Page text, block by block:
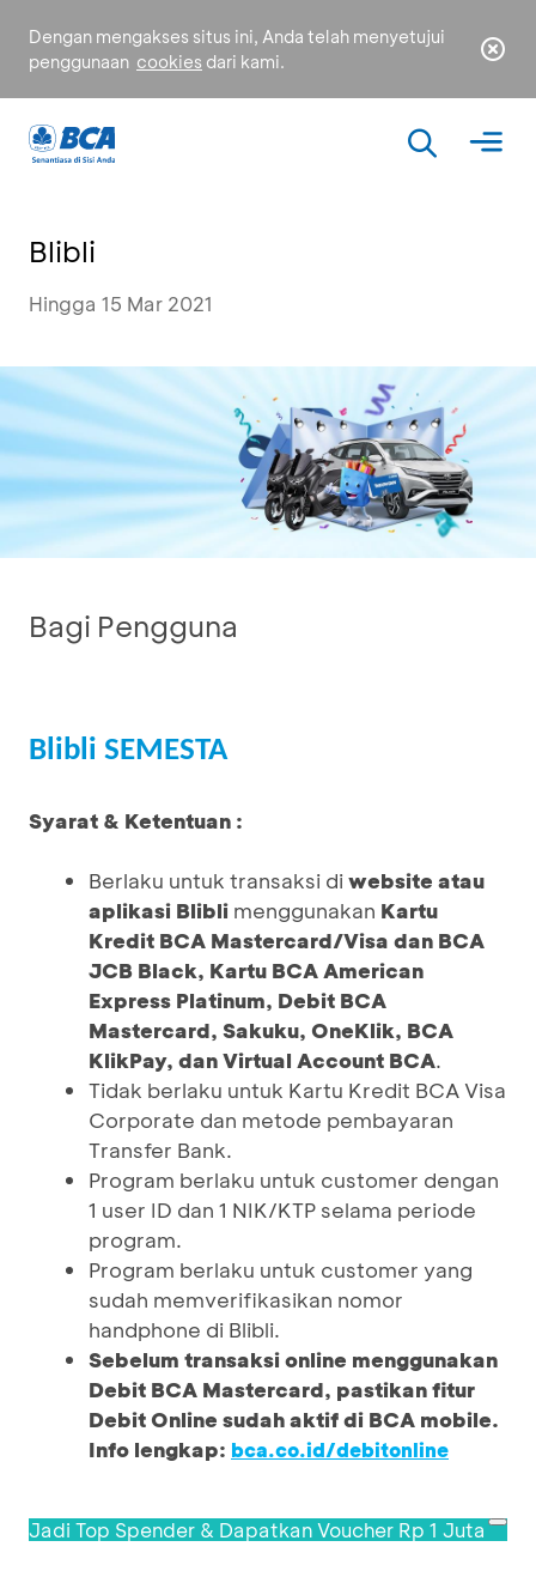
Dengan mengakses situs ini, Anda telah menyetujui
penggunaan cookies dari kami.
Blibli
Hingga 15 Mar 2021
Bagi Pengguna
Blibli SEMESTA
Syarat & Ketentuan :
Berlaku untuk transaksi diwebsite atau
aplikasi Blibli menggunakan Kartu
Kredit BCA Mastercard/Visa dan BCA
JCB Black, Kartu BCA American
Express Platinum, Debit BCA
Mastercard, Sakuku, OneKlik, BCA
KlikPay, dan Virtual Account BCA.
Tidak berlaku untuk Kartu Kredit BCA Visa
Corporate dan metode pembayaran
Transfer Bank.
Program berlaku untuk customer dengan
1 user ID dan 1 NIK/KTP selama periode
program.
Program berlaku untuk customer yang
sudah memverifikasikan nomor
handphone di Blibli.
Sebelum transaksi online menggunakan
Debit BCA Mastercard, pastikan fitur
Debit Online sudah aktif di BCA mobile.
Info lengkap: bca.co.id/debitonline
Jadi Top Spender & Dapatkan Voucher Rp 1 Juta